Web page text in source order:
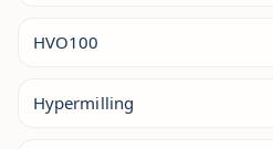
HVO100
Hypermilling